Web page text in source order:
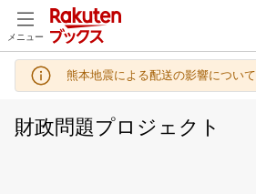
メニュー
熊本地震による配送の影響について
財政問題プロジェクト